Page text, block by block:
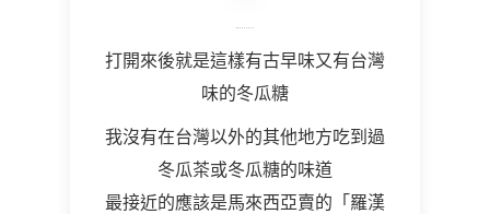
打開來後就是這樣有古早味又有台灣
味的冬瓜糖
我沒有在台灣以外的其他地方吃到過
冬瓜茶或冬瓜糖的味道
最接近的應該是馬來西亞賣的「羅漢